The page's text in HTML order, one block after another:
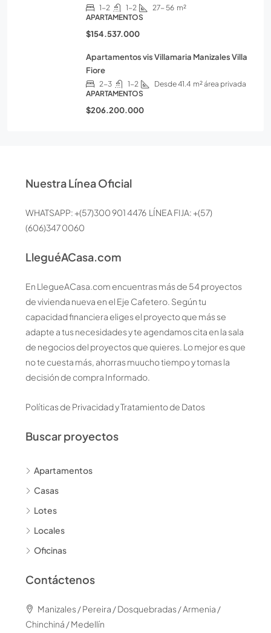
1-2 1-2 27- 56 m²
APARTAMENTOS
$154.537.000
Apartamentos vis Villamaria Manizales Villa
Fiore
2-3 1-2 Desde 41.4 m² área privada
APARTAMENTOS
$206.200.000
Nuestra Línea Oficial
WHATSAPP: +(57)300 901 4476 LÍNEA FIJA: +(57)
(606)347 0060
LleguéACasa.com
En LlegueACasa.com encuentras más de 54 proyectos
de vivienda nueva en el Eje Cafetero. Según tu
capacidad financiera eliges el proyecto que más se
adapte a tus necesidades y te agendamos cita en la sala
de negocios del proyectos que quieres. Lo mejor es que
no te cuesta más, ahorras muucho tiempo y tomas la
decisión de compra Informado.
Políticas de Privacidad y Tratamiento de Datos
Buscar proyectos
Apartamentos
Casas
Lotes
Locales
Oficinas
Contáctenos
Manizales / Pereira / Dosquebradas / Armenia /
Chinchiná / Medellín